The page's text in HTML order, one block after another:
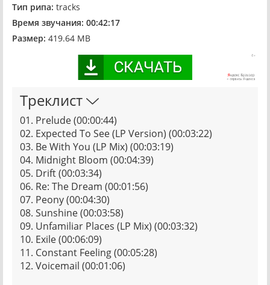
Тип рипа: tracks
Время звучания: 00:42:17
Размер: 419.64 MB
Треклист
01. Prelude (00:00:44)
02. Expected To See (LP Version) (00:03:22)
03. Be With You (LP Mix) (00:03:19)
04. Midnight Bloom (00:04:39)
05. Drift (00:03:34)
06. Re: The Dream (00:01:56)
07. Peony (00:04:30)
08. Sunshine (00:03:58)
09. Unfamiliar Places (LP Mix) (00:03:32)
10. Exile (00:06:09)
11. Constant Feeling (00:05:28)
12. Voicemail (00:01:06)